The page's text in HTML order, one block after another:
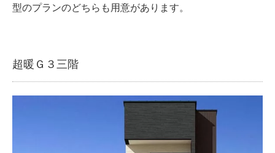
型のプランのどちらも用意があります。
超暖Ｇ３三階